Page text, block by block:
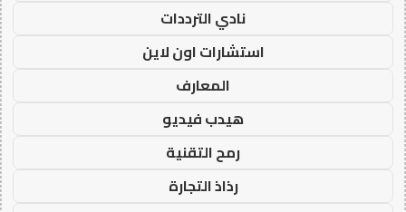
نادي الترددات
استشارات اون لاين
المعارف
هيدب فيديو
رمح التقنية
رذاذ التجارة